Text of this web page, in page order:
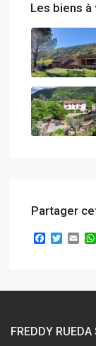
Les biens à
Partager
Facebook
Twitter
FREDDY RUEDA